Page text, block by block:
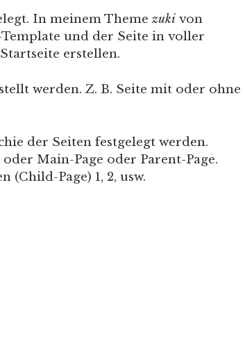
In meinem Theme zuki von
und der Seite in voller
erstellen.
werden. Z. B. Seite mit oder ohne
der Seiten festgelegt werden.
Main-Page oder Parent-Page.
(Child-Page) 1, 2, usw.